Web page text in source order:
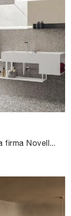
Mobili bagno sospesi in metallo della firma Novello: clicca e scopri l'arredo bagno moderno Libera+ 03 per la stanza del benessere.